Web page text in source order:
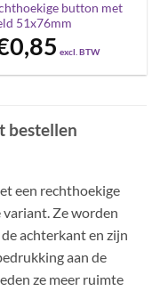
button met
51x76mm
0,85 excl. BTW
bestellen
een rechthoekige
Ze worden
achterkant en zijn
aan de
ze meer ruimte